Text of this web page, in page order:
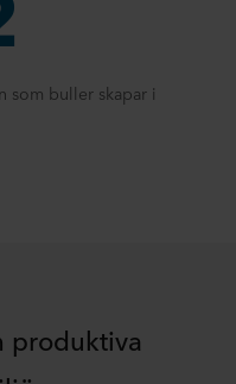
som buller skapar i
produktiva